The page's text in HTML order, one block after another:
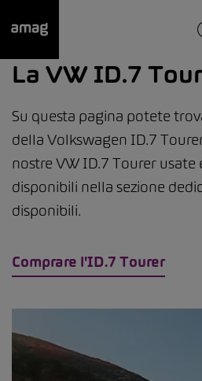
Il suo garage è stato
La VW ID.7
Comprare l'ID.7 Tourer
Su questa pagina potete
della Volkswagen ID.7
nostre VW ID.7 Tourer usate
disponibili nella sezione
disponibili.